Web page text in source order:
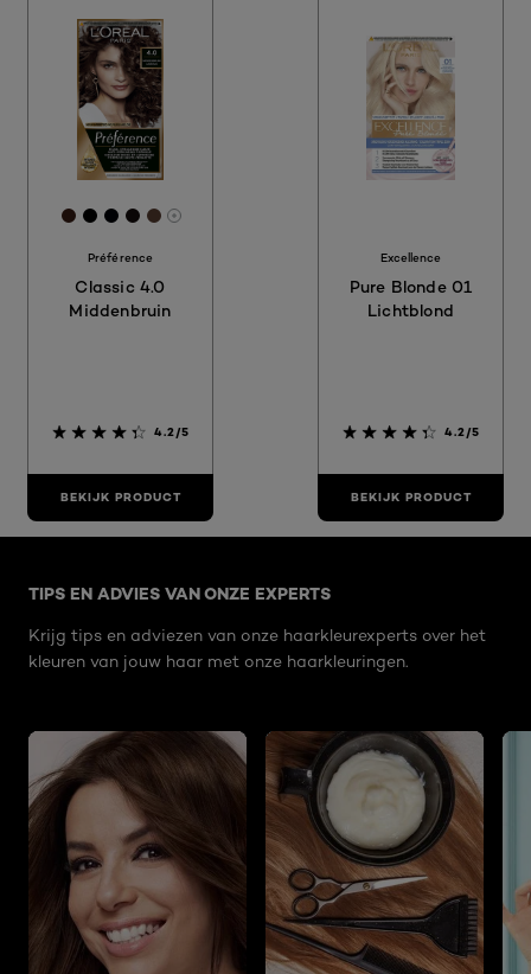
[Color]: #371d15
[Color]: #000000
[Color]: #000309
[Color]: #140c0c
[Color]: #563c30
More shades are available
Préférence
Classic 4.0
Middenbruin
4.2/5
BEKIJK PRODUCT
Excellence
Pure Blonde 01
Lichtblond
4.2/5
BEKIJK PRODUCT
TIPS EN ADVIES VAN ONZE EXPERTS
Krijg tips en adviezen van onze haarkleurexperts over het
kleuren van jouw haar met onze haarkleuringen.